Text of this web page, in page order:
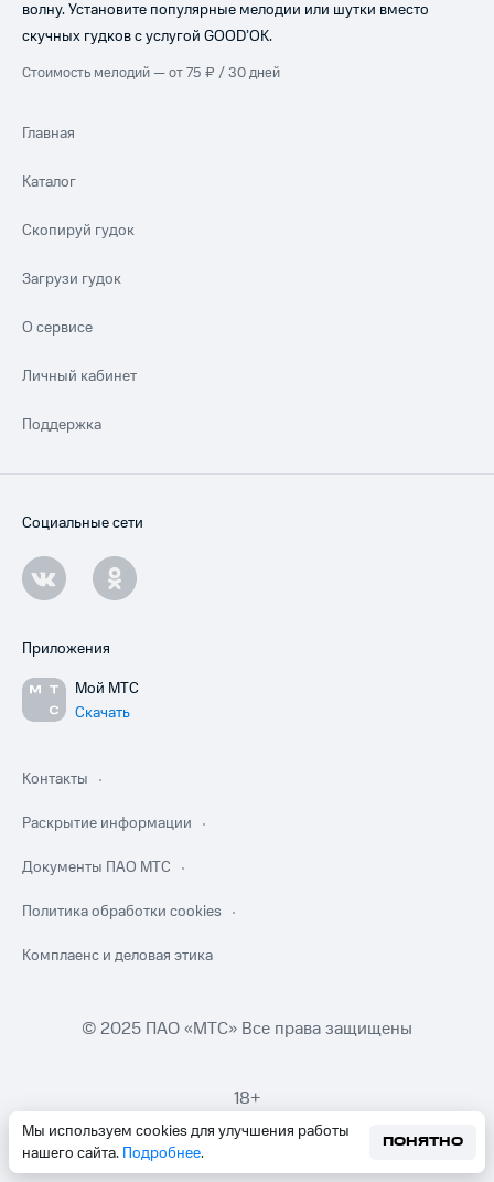
Мы используем cookies для улучшения работы
нашего сайта. Подробнее.
ПОНЯТНО
волну. Установите популярные мелодии или шутки вместо
скучных гудков с услугой GOOD’OK.
Стоимость мелодий — от 75 ₽ / 30 дней
Главная
Каталог
Скопируй гудок
Загрузи гудок
О сервисе
Личный кабинет
Поддержка
Социальные сети
Приложения
Мой МТС
Скачать
Контакты
Раскрытие информации
Документы ПАО МТС
Политика обработки cookies
Комплаенс и деловая этика
© 2025 ПАО «МТС» Все права защищены
18+